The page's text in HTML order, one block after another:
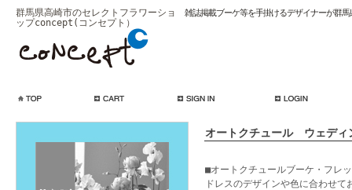
群馬県高崎市のセレクトフラワーショ
ップconcept(コンセプト）
雑誌掲載ブーケ等を手掛けるデザイナーが群
オートクチュール ウェデ
■オートクチュールブーケ・フレ
ドレスのデザインや色に合わせ